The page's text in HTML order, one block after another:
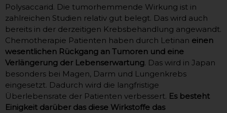
Polysaccarid. Die tumorhemmende Wirkung ist in
zahlreichen Studien relativ gut belegt. Das wird auch
bereits in der derzeitigen Krebsbehandlung angewandt.
Chemotherapie Patienten haben durch Letinan einen
wesentlichen Rückgang an Tumoren und eine
Verlängerung der Lebenserwartung. Das wird in Japan
besonders bei Magen, Darm und Lungenkrebs
eingesetzt. Dadurch wird die langfristige
Überlebensrate der Patienten verbessert. Es besteht
Einigkeit darüber das diese Wirkstoffe das